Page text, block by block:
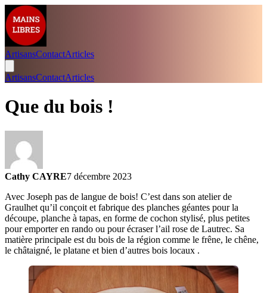
ArtisansContactArticles
ArtisansContactArticles
Que du bois !
Cathy CAYRE7 décembre 2023
Avec Joseph pas de langue de bois! C’est dans son atelier de
Graulhet qu’il conçoit et fabrique des planches géantes pour la
découpe, planche à tapas, en forme de cochon stylisé, plus petites
pour emporter en rando ou pour écraser l’ail rose de Lautrec. Sa
matière principale est du bois de la région comme le frêne, le chêne,
le châtaigné, le platane et bien d’autres bois locaux .